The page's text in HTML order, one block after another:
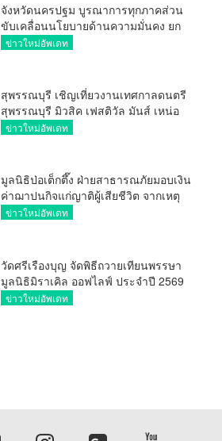
จังหวัดนครปฐม บูรณาการทุกภาคส่วน
ขับเคลื่อนนโยบายด้านความมั่นคง ยก
ระดับการป้องกันอาชญากรรมทาง
ข่าวใหม่อัพเดท
สุพรรณบุรี เชิญเที่ยวงานเทศกาลดนตรี
สุพรรณบุรี มิวสิค เฟสติวัล มันส์ เหน่อ
มาก
ข่าวใหม่อัพเดท
มูลนิธิป่อเต็กตึ๊ง ฝ่ายสาธารณภัยมอบเงิน
ค่าฌาปนกิจแก่ญาติผู้เสียชีวิต จากเหตุ
เพลิงไหม้ โรงเบียร์ ณ ลาดพร้าว จำนวน
ข่าวใหม่อัพเดท
วัดศรีเรืองบุญ จัดพิธีถวายเทียนพรรษา
มูลนิธิมิราเคิล ออฟไลฟ์ ประจำปี 2569
พล.ต.ต.ศิริวัฒน์ ดีพอ ให้เกียรติเป็น
ข่าวใหม่อัพเดท